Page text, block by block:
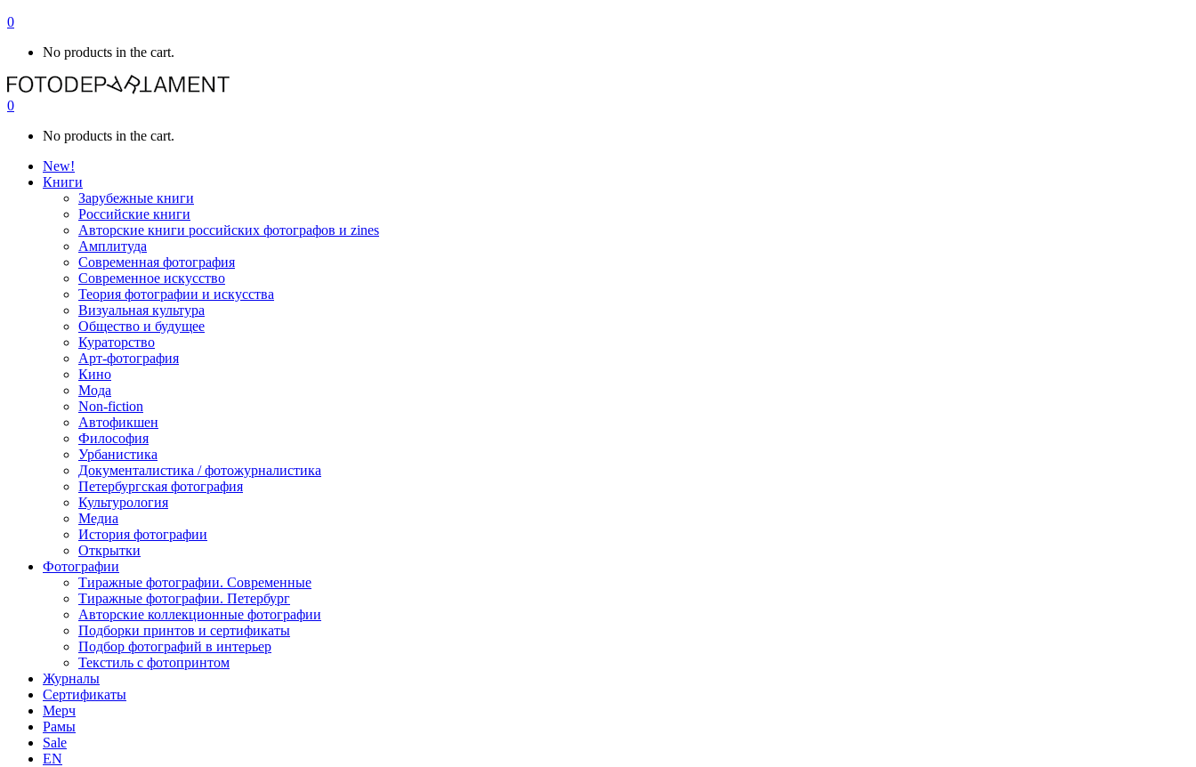
0
No products in the cart.
0
No products in the cart.
New!
Книги
Зарубежные книги
Российские книги
Авторские книги российских фотографов и zines
Амплитуда
Современная фотография
Современное искусство
Теория фотографии и искусства
Визуальная культура
Общество и будущее
Кураторство
Арт-фотография
Кино
Мода
Non-fiction
Автофикшен
Философия
Урбанистика
Документалистика / фотожурналистика
Петербургская фотография
Культурология
Медиа
История фотографии
Открытки
Фотографии
Тиражные фотографии. Современные
Тиражные фотографии. Петербург
Авторские коллекционные фотографии
Подборки принтов и сертификаты
Подбор фотографий в интерьер
Текстиль с фотопринтом
Журналы
Сертификаты
Мерч
Рамы
Sale
EN